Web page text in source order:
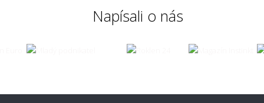
Napísali o nás